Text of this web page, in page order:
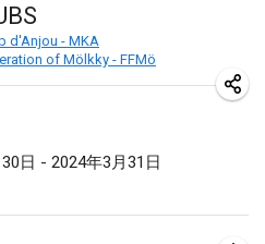
d'Anjou - MKA
of Mölkky - FFMö
日 - 2024年3月31日
20日
Boulay Triplette
月20日|法國
Mixte ASPTTOM
月20日|法國
Indoor Polish Open 2024 - Doubles